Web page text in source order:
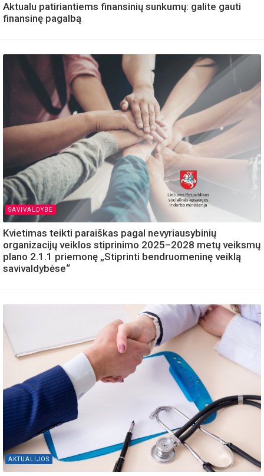
Aktualu patiriantiems finansinių sunkumų: galite gauti
finansinę pagalbą
SAVIVALDYBE
Kvietimas teikti paraiškas pagal nevyriausybinių
organizacijų veiklos stiprinimo 2025–2028 metų veiksmų
plano 2.1.1 priemonę „Stiprinti bendruomeninę veiklą
savivaldybėse“
AKTUALIJOS